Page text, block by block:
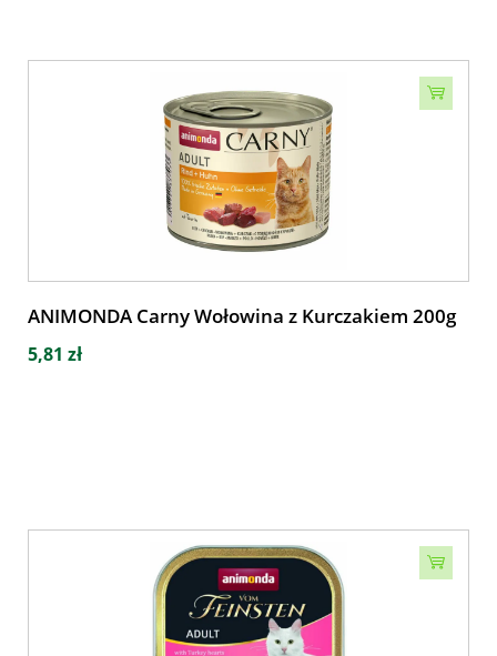
ANIMONDA Carny Wołowina z Kurczakiem 200g
5,81 zł